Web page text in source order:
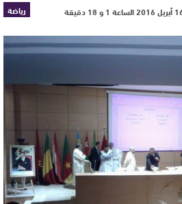
رياضة 1 و 18 دقيقة